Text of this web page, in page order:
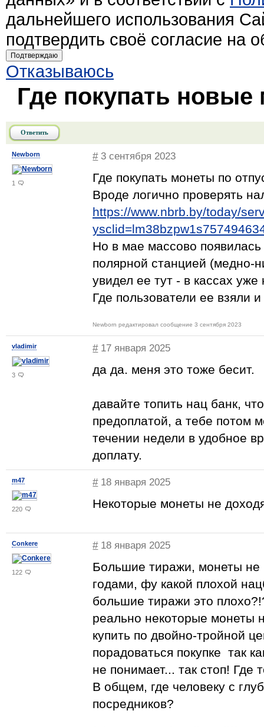
дальнейшего использования
подтвердить своё согласие на
Подтверждаю
Отказываюсь
Где покупать
Ответить
Newborn
1
#3 сентября 2023
Где покупать монеты по
Вроде логично проверять
https://www.nbrb.by/today/
Но в мае массово
полярной станцией (медно-
увидел ее тут - в кассах
Где пользователи ее взяли
Newborn редактировал сообщение 3 сентября 2023
vladimir
3
#17 января 2025
да да. меня это тоже бесит.
давайте топить нац банк,
предоплатой, а тебе потом
течении недели в удобное
доплату.
m47
220
#18 января 2025
Некоторые монеты не
Conkere
122
#18 января 2025
Большие тиражи, монеты не
годами, фу какой плохой
большие тиражи это
реально некоторые монеты
купить по двойно-тройной
порадоваться покупке так
не понимает... так стоп! Где
В общем, где человеку с
посредников?